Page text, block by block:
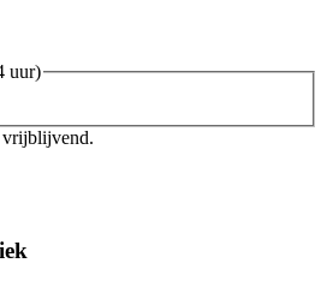
uur)
vrijblijvend.